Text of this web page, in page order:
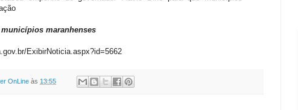
maranhenses
ExibirNoticia.aspx?id=5662
OnLine às 13:55